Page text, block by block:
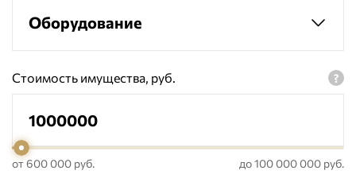
Оборудование
Стоимость имущества, руб.
от 600 000 руб. до 100 000 000 руб.